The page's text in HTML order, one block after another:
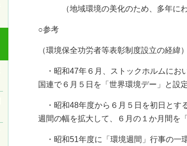
（地域環境の美化のため、多年にわ
○参考
（環境保全功労者等表彰制度設立の経緯）
・昭和47年６月、ストックホルムにお
国連で６月５日を「世界環境デー」と設定
・昭和48年度から６月５日を初日とす
週間の幅を拡大して、６月の１か月間を
・昭和51年度に「環境週間」行事の一